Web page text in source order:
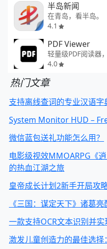
半岛新闻
在青岛，看半岛。
4.1
PDF Viewer
4.0
热门文章
支持离线查词的专业汉语字
System Monitor HUD –
微信蓝包送礼功能怎么用？
电影级视效MMOARPG《
的热血江湖之旅
皇帝成长计划2新手开局攻
《三国：谋定天下》诸葛
一款支持OCR文本识别并
激发儿童创造力的最佳选